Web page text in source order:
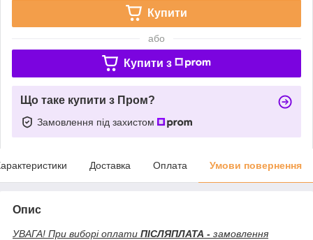
Купити
або
Купити з
Що таке купити з Пром?
Замовлення під захистом
Доставка Оплата Умови повернення
Опис
УВАГА! При виборі оплати ПІСЛЯПЛАТА - замовлення